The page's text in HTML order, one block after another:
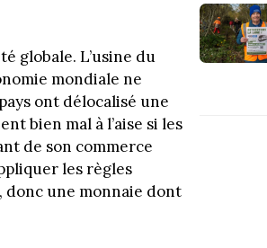
globale. L’usine du
mondiale ne
ont délocalisé une
bien mal à l’aise si les
de son commerce
les règles
une monnaie dont